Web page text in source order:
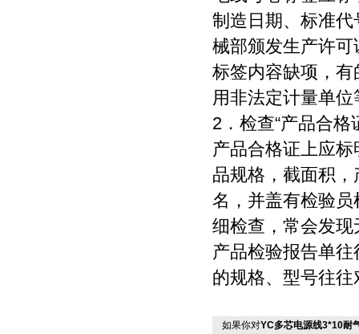
制造日期、标准
械部颁发生产许
标签内容缺项，
用非法定计量单位
2．检查“产品合格
产品合格证上应
品规格，截面积
名，并盖有检验
细检查，常会发
产品检验报告单
的规格、型号往
如果你对YC多芯电源线3*10耐